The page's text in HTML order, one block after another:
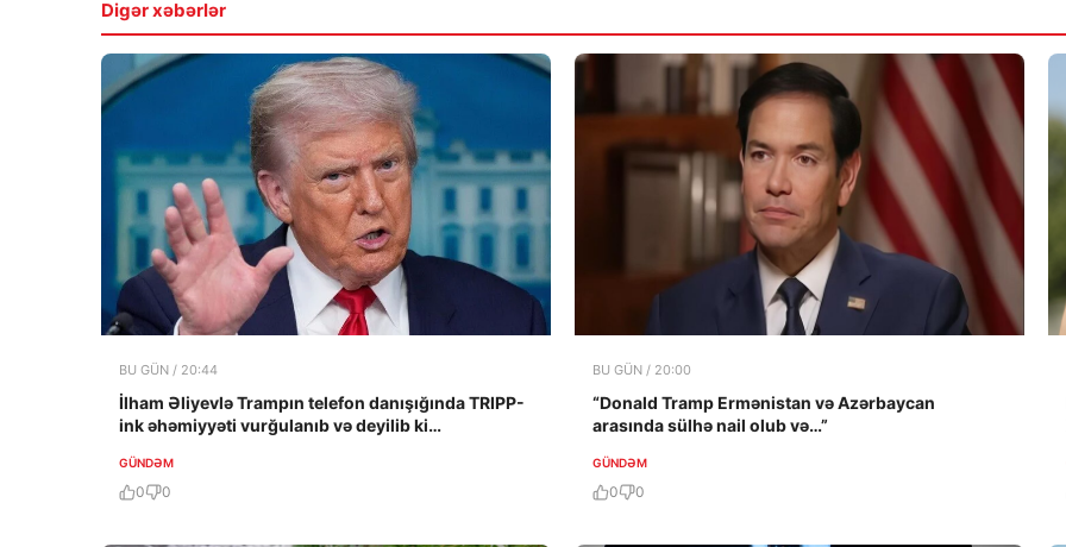
Digər xəbərlər
BU GÜN / 20:44
İlham Əliyevlə Trampın telefon danışığında TRIPP-
ink əhəmiyyəti vurğulanıb və deyilib ki…
GÜNDƏM
0 0
BU GÜN / 20:00
“Donald Tramp Ermənistan və Azərbaycan
arasında sülhə nail olub və…”
GÜNDƏM
0 0